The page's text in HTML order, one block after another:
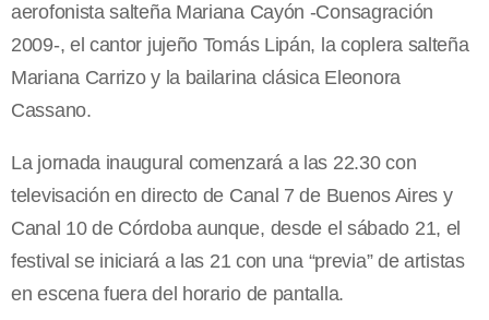
aerofonista salteña Mariana Cayón -Consagración
2009-, el cantor jujeño Tomás Lipán, la coplera salteña
Mariana Carrizo y la bailarina clásica Eleonora
Cassano.
La jornada inaugural comenzará a las 22.30 con
televisación en directo de Canal 7 de Buenos Aires y
Canal 10 de Córdoba aunque, desde el sábado 21, el
festival se iniciará a las 21 con una “previa” de artistas
en escena fuera del horario de pantalla.